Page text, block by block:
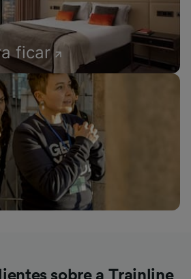
ficar
sobre a Trainline